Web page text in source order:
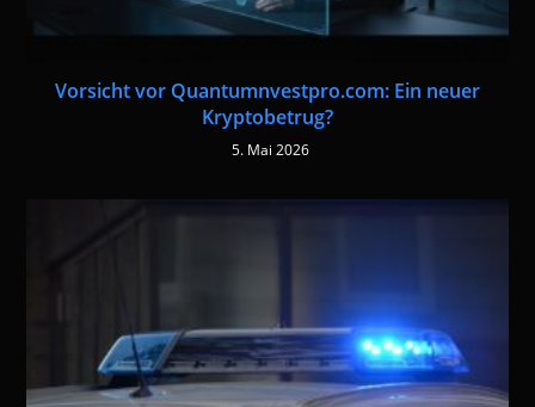
Vorsicht vor Quantumnvestpro.com: Ein neuer
Kryptobetrug?
5. Mai 2026